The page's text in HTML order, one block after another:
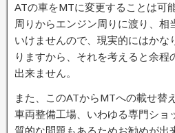
ATの車をMTに変更することは可
周りからエンジン周りに渡り、相
いけませんので、現実的にはかな
りますから、それを考えると余程
出来ません。
また、このATからMTへの載せ替
車両整備工場、いわゆる専門ショ
質的な問題もあるためお勧めが出